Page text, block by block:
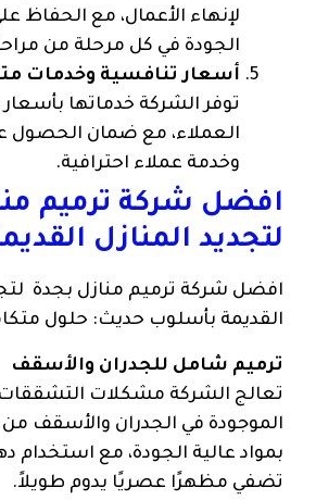
لإنهاء الأعمال، مع الحفاظ
الجودة في كل مرحلة من
أسعار تنافسية وخدمات
توفر الشركة خدماتها
العملاء، مع ضمان الحصول
وخدمة عملاء احترافية.
افضل شركة ترميم
لتجديد المنازل
افضل شركة ترميم منازل بجدة
القديمة بأسلوب حديث: حلول
ترميم شامل للجدران والأسقف
تعالج الشركة مشكلات التشققات
الموجودة في الجدران والأسقف
بمواد عالية الجودة، مع استخدام
تضفي مظهرًا عصريًا يدوم طويلاً.